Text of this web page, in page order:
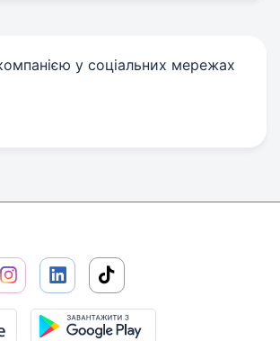
у соціальних мережах
link
share link